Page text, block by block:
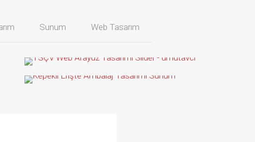
Sunum Web Tasarım
TSÇV Web Sitesi